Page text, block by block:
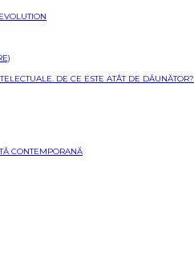
DE CE ESTE ATÂT DE DĂUNĂTOR?
CONTEMPORANĂ